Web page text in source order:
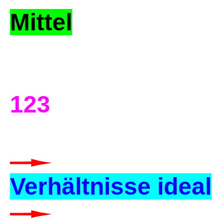
Mittel
123
Verhältnisse ideal